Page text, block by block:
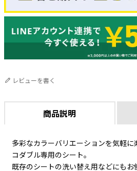
レビューを書く
商品説明
多彩なカラーバリエーションを気軽に
コダブル専用のシート。
既存のシートの洗い替え用などにもお